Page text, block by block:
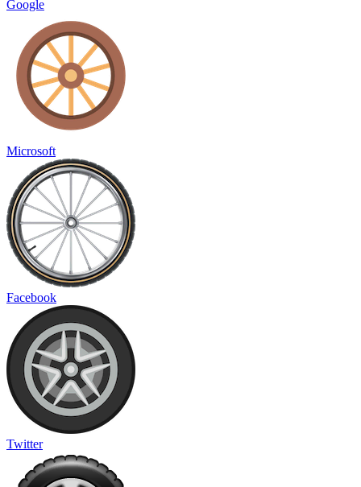
Google
Microsoft
Facebook
Twitter